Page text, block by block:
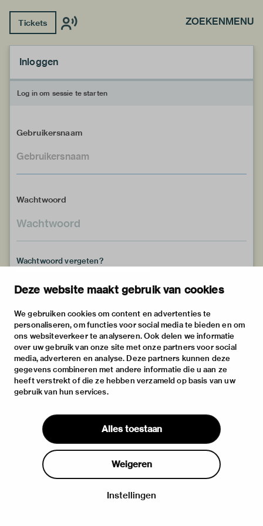
Deze website maakt gebruik van cookies
We gebruiken cookies om content en advertenties te
personaliseren, om functies voor social media te bieden en om
ons websiteverkeer te analyseren. Ook delen we informatie
over uw gebruik van onze site met onze partners voor social
media, adverteren en analyse. Deze partners kunnen deze
gegevens combineren met andere informatie die u aan ze
heeft verstrekt of die ze hebben verzameld op basis van uw
gebruik van hun services.
Alles toestaan
Weigeren
Instellingen
Tickets ZOEKENMENU
Inloggen
Log in om sessie te starten
Gebruikersnaam
Wachtwoord
Wachtwoord vergeten?